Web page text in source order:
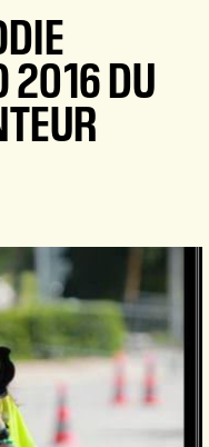
2016 DU